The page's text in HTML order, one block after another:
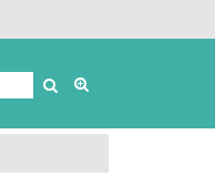
Buscar